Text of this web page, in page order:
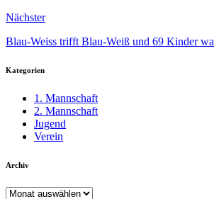
Nächster
Blau-Weiss trifft Blau-Weiß und 69 Kinder
Kategorien
1. Mannschaft
2. Mannschaft
Jugend
Verein
Archiv
Archiv